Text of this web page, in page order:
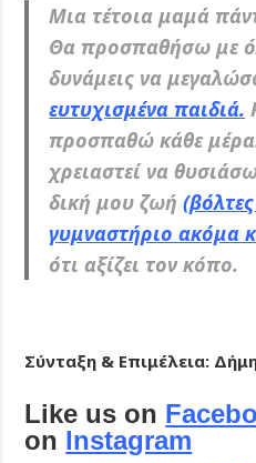
Μια τέτοια μαμά
Θα προσπαθήσω με
δυνάμεις να
ευτυχισμένα παιδιά.
προσπαθώ κάθε
χρειαστεί να
δική μου ζωή
γυμναστήριο ακόμα
ότι αξίζει τον κόπο.
Σύνταξη & Επιμέλεια:
Like us on
on Instagram